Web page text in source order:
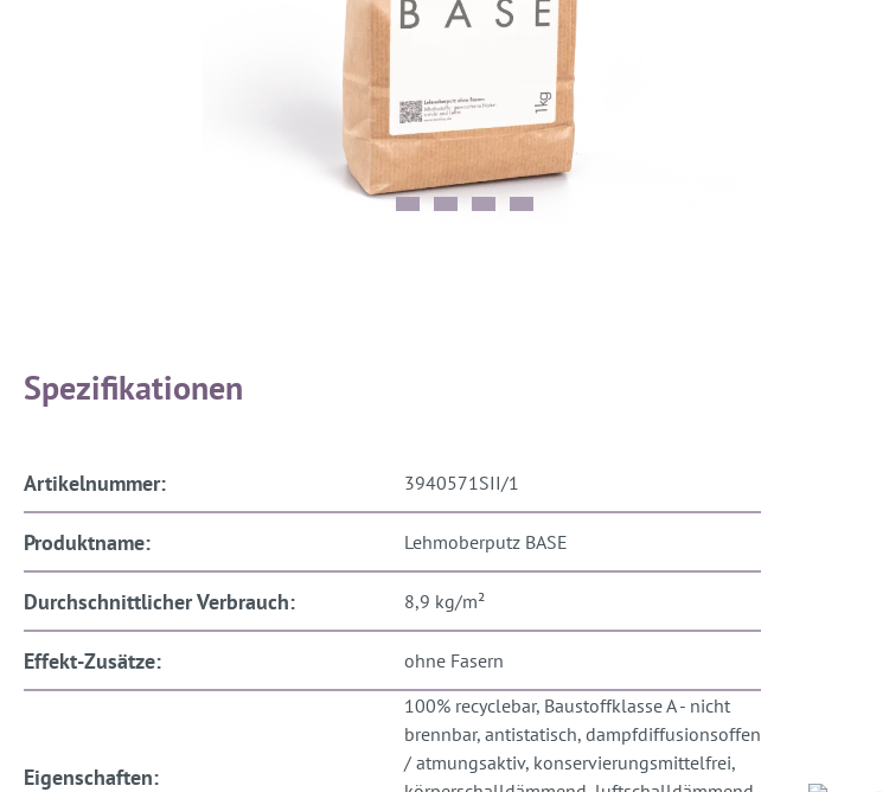
Spezifikationen
Artikelnummer: 3940571SII/1
Produktname: Lehmoberputz BASE
Durchschnittlicher Verbrauch: 8,9 kg/m²
Effekt-Zusätze: ohne Fasern
Eigenschaften:
100% recyclebar, Baustoffklasse A - nicht
brennbar, antistatisch, dampfdiffusionsoffen
/ atmungsaktiv, konservierungsmittelfrei,